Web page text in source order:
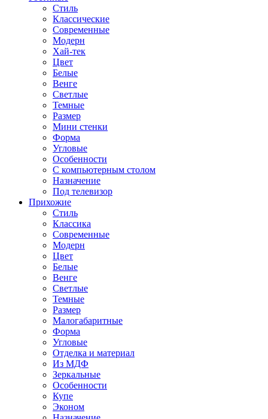
Стиль
Классические
Современные
Модерн
Хай-тек
Цвет
Белые
Венге
Светлые
Темные
Размер
Мини стенки
Форма
Угловые
Особенности
С компьютерным столом
Назначение
Под телевизор
Прихожие
Стиль
Классика
Современные
Модерн
Цвет
Белые
Венге
Светлые
Темные
Размер
Малогабаритные
Форма
Угловые
Отделка и материал
Из МДФ
Зеркальные
Особенности
Купе
Эконом